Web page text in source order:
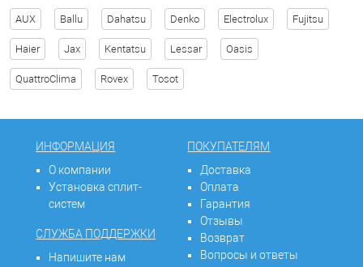
AUX Ballu Dahatsu Denko Electrolux Fujitsu
Haier Jax Kentatsu Lessar Oasis
QuattroClima Rovex Tosot
ИНФОРМАЦИЯ
О компании
Установка сплит-
систем
СЛУЖБА ПОДДЕРЖКИ
Напишите нам
ПОКУПАТЕЛЯМ
Доставка
Оплата
Гарантия
Отзывы
Возврат
Вопросы и ответы